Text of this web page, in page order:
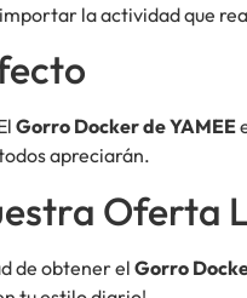
la actividad que
Gorro Docker de YAMEE
apreciarán.
Oferta
de obtener el Gorro